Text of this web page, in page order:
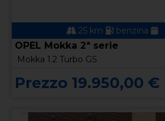
25 km benzina
OPEL Mokka 2ª serie
Mokka 1.2 Turbo GS
Prezzo 19.950,00 €